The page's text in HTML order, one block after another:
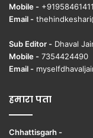
Mobile -
Email -
Sub Editor - Dhaval
Mobile - 7354424490
Email -
हमारा पता
Chhattisgarh -